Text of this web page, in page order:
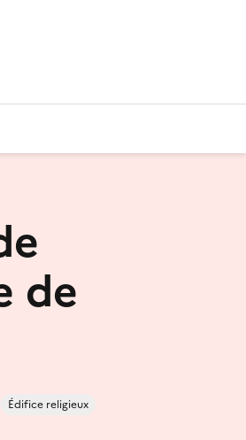
de
Édifice religieux